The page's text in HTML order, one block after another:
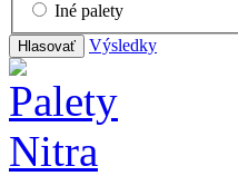
Iné palety
Výsledky